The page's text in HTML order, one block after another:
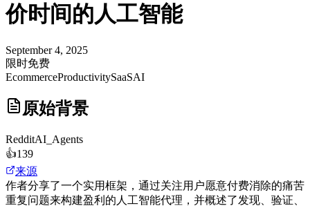
价时间的人工智能
September 4, 2025
限时免费
EcommerceProductivitySaaSAI
原始背景
RedditAI_Agents
👍139
来源
作者分享了一个实用框架，通过关注用户愿意付费消除的痛苦
重复问题来构建盈利的人工智能代理，并概述了发现、验证、